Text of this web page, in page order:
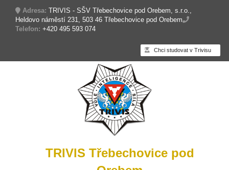
Adresa: TRIVIS - SŠV Třebechovice pod Orebem, s.r.o.,
Heldovo náměstí 231, 503 46 Třebechovice pod Orebem
Telefon: +420 495 593 074
Chci studovat v Trivisu
TRIVIS Třebechovice pod